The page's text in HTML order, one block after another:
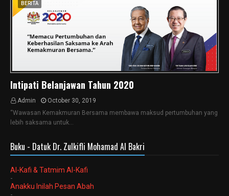
BERITA
Intipati Belanjawan Tahun 2020
Admin
October 30, 2019
“Wawasan Kemakmuran Bersama membawa maksud pertumbuhan yang
lebih saksama untuk…
Buku - Datuk Dr. Zulkifli Mohamad Al Bakri
Al-Kafi & Tatmim Al-Kafi
-
Anakku Inilah Pesan Abah